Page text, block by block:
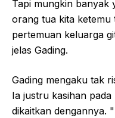
Tapi mungkin banyak
orang tua kita
pertemuan keluarga
jelas Gading.
Gading mengaku tak
Ia justru kasihan
dikaitkan dengannya.